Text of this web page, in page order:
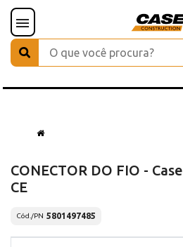
CONECTOR DO FIO - Case
CE
Cód./PN 5801497485